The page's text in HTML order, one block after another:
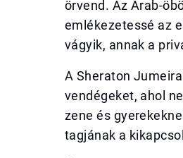
örvend. Az Arab-
emlékezetessé az
vágyik, annak a
A Sheraton
vendégeket, ahol
zene és
tagjának a